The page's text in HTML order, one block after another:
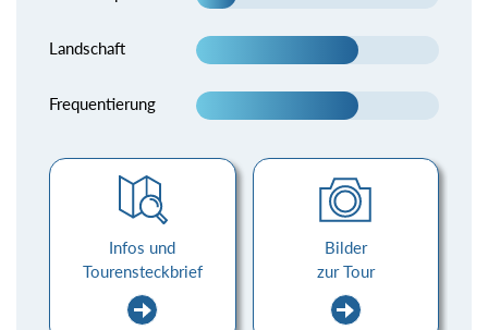
Landschaft
Frequentierung
Infos und
Tourensteckbrief
Bilder
zur Tour